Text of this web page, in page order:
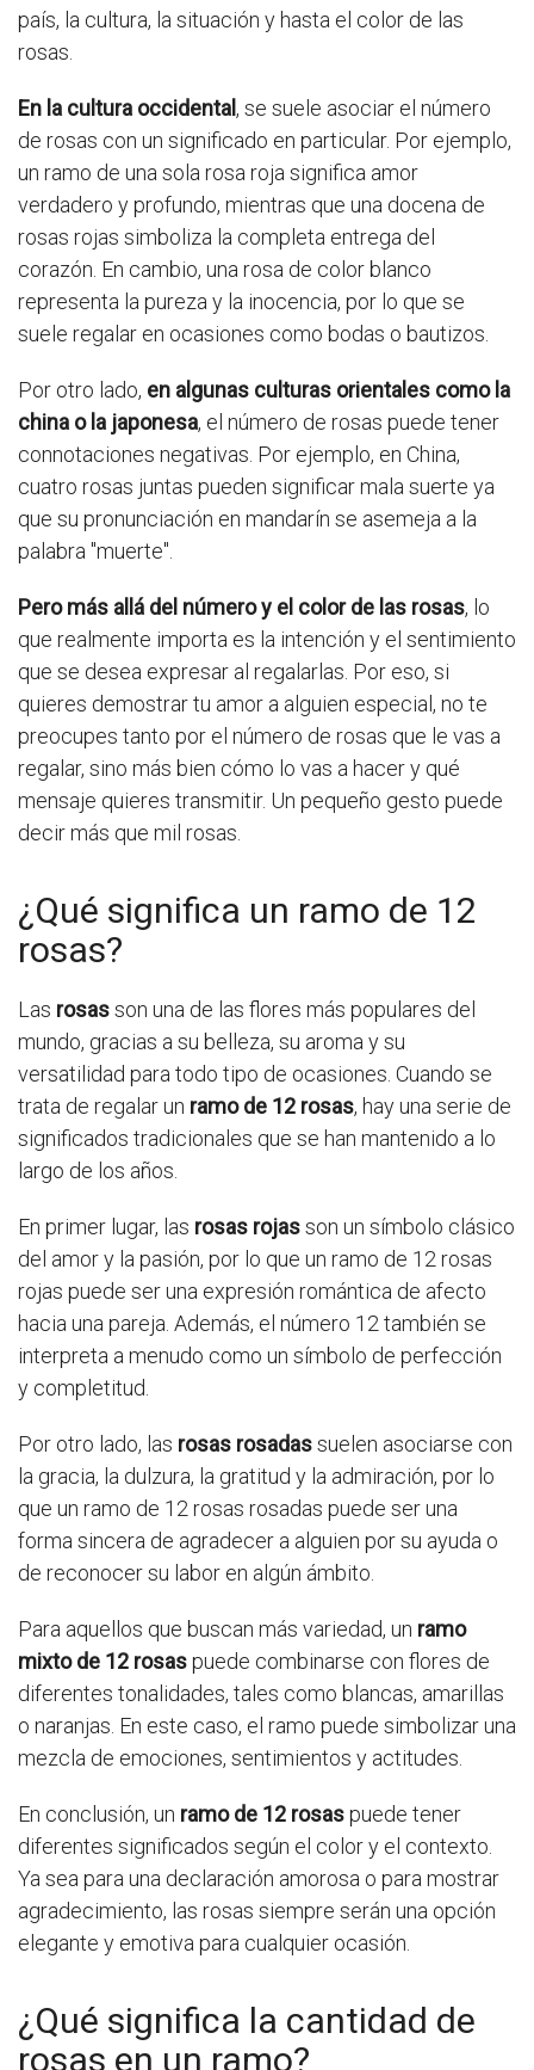
país, la cultura, la situación y hasta el color de las
rosas.
En la cultura occidental, se suele asociar el número
de rosas con un significado en particular. Por ejemplo,
un ramo de una sola rosa roja significa amor
verdadero y profundo, mientras que una docena de
rosas rojas simboliza la completa entrega del
corazón. En cambio, una rosa de color blanco
representa la pureza y la inocencia, por lo que se
suele regalar en ocasiones como bodas o bautizos.
Por otro lado, en algunas culturas orientales como la
china o la japonesa, el número de rosas puede tener
connotaciones negativas. Por ejemplo, en China,
cuatro rosas juntas pueden significar mala suerte ya
que su pronunciación en mandarín se asemeja a la
palabra "muerte".
Pero más allá del número y el color de las rosas, lo
que realmente importa es la intención y el sentimiento
que se desea expresar al regalarlas. Por eso, si
quieres demostrar tu amor a alguien especial, no te
preocupes tanto por el número de rosas que le vas a
regalar, sino más bien cómo lo vas a hacer y qué
mensaje quieres transmitir. Un pequeño gesto puede
decir más que mil rosas.
¿Qué significa un ramo de 12
rosas?
Las rosasson una de las flores más populares del
mundo, gracias a su belleza, su aroma y su
versatilidad para todo tipo de ocasiones. Cuando se
trata de regalar un ramo de 12 rosas, hay una serie de
significados tradicionales que se han mantenido a lo
largo de los años.
En primer lugar, las rosas rojasson un símbolo clásico
del amor y la pasión, por lo que un ramo de 12 rosas
rojas puede ser una expresión romántica de afecto
hacia una pareja. Además, el número 12 también se
interpreta a menudo como un símbolo de perfección
y completitud.
Por otro lado, las rosas rosadassuelen asociarse con
la gracia, la dulzura, la gratitud y la admiración, por lo
que un ramo de 12 rosas rosadas puede ser una
forma sincera de agradecer a alguien por su ayuda o
de reconocer su labor en algún ámbito.
Para aquellos que buscan más variedad, un ramo
mixto de 12 rosaspuede combinarse con flores de
diferentes tonalidades, tales como blancas, amarillas
o naranjas. En este caso, el ramo puede simbolizar una
mezcla de emociones, sentimientos y actitudes.
En conclusión, un ramo de 12 rosaspuede tener
diferentes significados según el color y el contexto.
Ya sea para una declaración amorosa o para mostrar
agradecimiento, las rosas siempre serán una opción
elegante y emotiva para cualquier ocasión.
¿Qué significa la cantidad de
rosas en un ramo?